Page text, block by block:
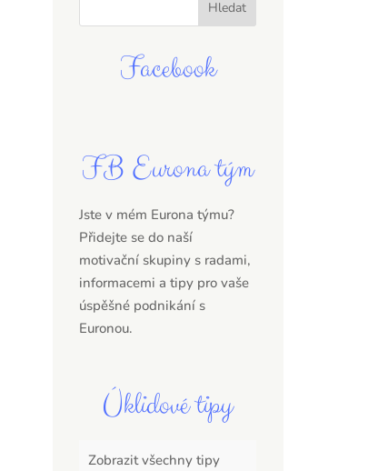
Facebook
FB Eurona tým
Jste v mém Eurona týmu?
Přidejte se do naší
motivační skupiny s radami,
informacemi a tipy pro vaše
úspěšné podnikání s
Euronou.
Úklidové tipy
Zobrazit všechny tipy